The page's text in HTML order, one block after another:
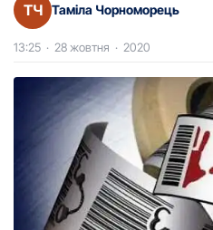
ТЧ Таміла Чорноморець
13:25 · 28 жовтня · 2020